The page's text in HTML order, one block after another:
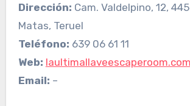
Dirección: Cam. Valdelpino, 12,
Matas, Teruel
Teléfono: 639 06 61 11
Web: laultimallaveescaperoom.com
Email: –